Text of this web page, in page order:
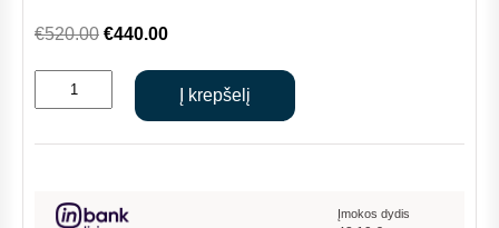
€520.00 Original
was:
€520.00.
€440.00Current
is:
produkto
kiekis:
Eco
Į krepšelį
Įmokos dydis